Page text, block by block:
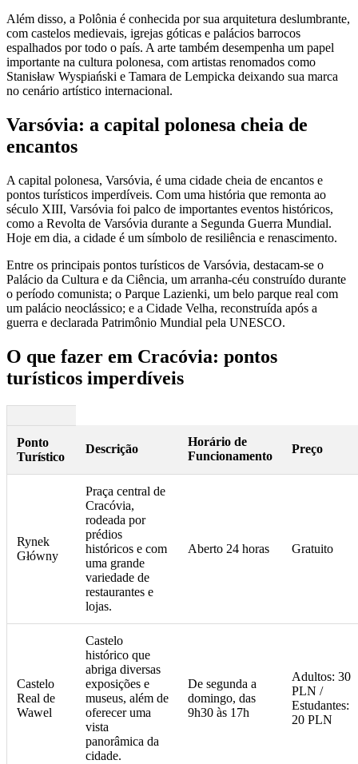
Além disso, a Polônia é conhecida por sua arquitetura deslumbrante,
com castelos medievais, igrejas góticas e palácios barrocos
espalhados por todo o país. A arte também desempenha um papel
importante na cultura polonesa, com artistas renomados como
Stanisław Wyspiański e Tamara de Lempicka deixando sua marca
no cenário artístico internacional.
Varsóvia: a capital polonesa cheia de
encantos
A capital polonesa, Varsóvia, é uma cidade cheia de encantos e
pontos turísticos imperdíveis. Com uma história que remonta ao
século XIII, Varsóvia foi palco de importantes eventos históricos,
como a Revolta de Varsóvia durante a Segunda Guerra Mundial.
Hoje em dia, a cidade é um símbolo de resiliência e renascimento.
Entre os principais pontos turísticos de Varsóvia, destacam-se o
Palácio da Cultura e da Ciência, um arranha-céu construído durante
o período comunista; o Parque Lazienki, um belo parque real com
um palácio neoclássico; e a Cidade Velha, reconstruída após a
guerra e declarada Patrimônio Mundial pela UNESCO.
O que fazer em Cracóvia: pontos
turísticos imperdíveis
Ponto
Turístico
Descrição
Horário de
Funcionamento
Preço
Rynek
Główny
Praça central de
Cracóvia,
rodeada por
prédios
históricos e com
uma grande
variedade de
restaurantes e
lojas.
Aberto 24 horas Gratuito
Castelo
Real de
Wawel
Castelo
histórico que
abriga diversas
exposições e
museus, além de
oferecer uma
vista
panorâmica da
cidade.
De segunda a
domingo, das
9h30 às 17h
Adultos: 30
PLN /
Estudantes:
20 PLN